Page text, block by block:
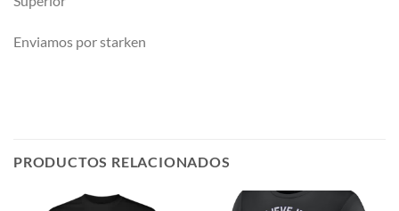
Enviamos por starken
PRODUCTOS RELACIONADOS